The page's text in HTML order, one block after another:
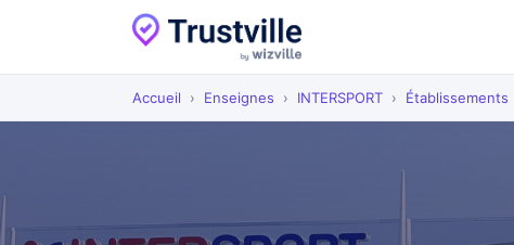
Accueil › Enseignes › INTERSPORT › Établissements